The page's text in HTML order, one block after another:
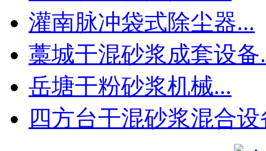
灌南脉冲袋式除尘器...
藁城干混砂浆成套设备
岳塘干粉砂浆机械...
四方台干混砂浆混合设